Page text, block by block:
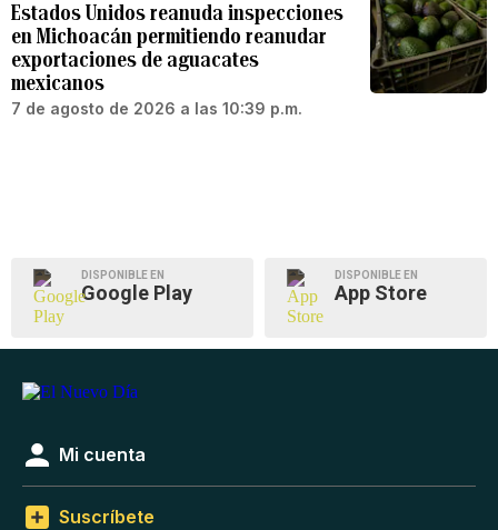
Estados Unidos reanuda inspecciones
en Michoacán permitiendo reanudar
exportaciones de aguacates
mexicanos
7 de agosto de 2026 a las 10:39 p.m.
DISPONIBLE EN
Google Play
DISPONIBLE EN
App Store
Mi cuenta
Suscríbete